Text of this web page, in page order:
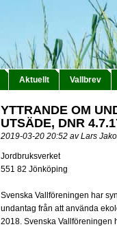
Aktuellt Vallbrev
YTTRANDE OM
UTSÄDE, DNR
2019-03-20 20:52 av Lars
Jordbruksverket
551 82 Jönköping
Svenska Vallföreningen har
undantag från att använda
2018. Svenska Vallföreningen